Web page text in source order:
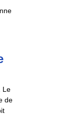
Le
de